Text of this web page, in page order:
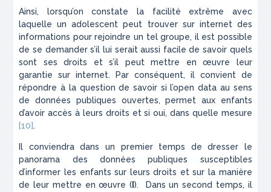
Ainsi, lorsqu’on constate la facilité extrême avec
laquelle un adolescent peut trouver sur internet des
informations pour rejoindre un tel groupe, il est possible
de se demander s’il lui serait aussi facile de savoir quels
sont ses droits et s’il peut mettre en œuvre leur
garantie sur internet. Par conséquent, il convient de
répondre à la question de savoir si l’open data au sens
de données publiques ouvertes, permet aux enfants
d’avoir accès à leurs droits et si oui, dans quelle mesure
[10].
Il conviendra dans un premier temps de dresser le
panorama des données publiques susceptibles
d’informer les enfants sur leurs droits et sur la manière
de leur mettre en œuvre ( I). Dans un second temps, il